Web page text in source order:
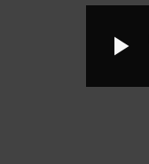
play_arrow